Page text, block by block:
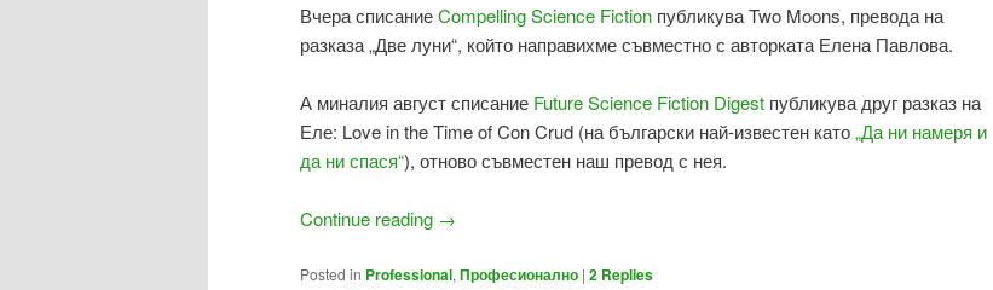
Вчера списаниеCompelling Science Fiction публикува Two Moons, превода на
разказа „Две луни“, който направихме съвместно с авторката Елена Павлова.
А миналия август списание Future Science Fiction Digest публикува друг разказ на
Еле: Love in the Time of Con Crud (на български най-известен като„Да ни намеря и
да ни спася“), отново съвместен наш превод с нея.
Continue reading →
Posted in Professional, Професионално | 2 Replies